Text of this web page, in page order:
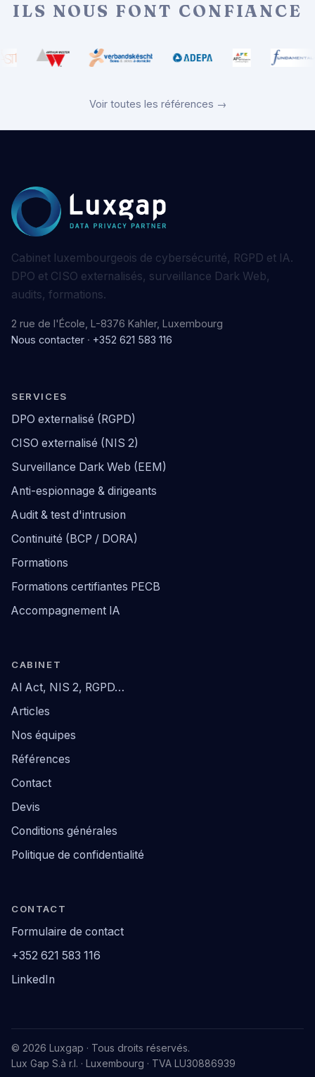
ILS NOUS FONT CONFIANCE
Voir toutes les références →
Cabinet luxembourgeois de cybersécurité, RGPD et IA.
DPO et CISO externalisés, surveillance Dark Web,
audits, formations.
2 rue de l'École, L-8376 Kahler, Luxembourg
Nous contacter · +352 621 583 116
SERVICES
DPO externalisé (RGPD)
CISO externalisé (NIS 2)
Surveillance Dark Web (EEM)
Anti-espionnage & dirigeants
Audit & test d'intrusion
Continuité (BCP / DORA)
Formations
Formations certifiantes PECB
Accompagnement IA
CABINET
AI Act, NIS 2, RGPD…
Articles
Nos équipes
Références
Contact
Devis
Conditions générales
Politique de confidentialité
CONTACT
Formulaire de contact
+352 621 583 116
LinkedIn
© 2026 Luxgap · Tous droits réservés.
Lux Gap S.à r.l. · Luxembourg · TVA LU30886939